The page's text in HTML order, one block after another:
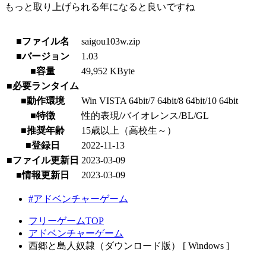
もっと取り上げられる年になると良いですね
■ファイル名
saigou103w.zip
■バージョン
1.03
■容量
49,952 KByte
■必要ランタイム
■動作環境
Win VISTA 64bit/7 64bit/8 64bit/10 64bit
■特徴
性的表現/バイオレンス/BL/GL
■推奨年齢
15歳以上（高校生～）
■登録日
2022-11-13
■ファイル更新日 2023-03-09
■情報更新日
2023-03-09
#アドベンチャーゲーム
フリーゲームTOP
アドベンチャーゲーム
西郷と島人奴隷（ダウンロード版） [ Windows ]